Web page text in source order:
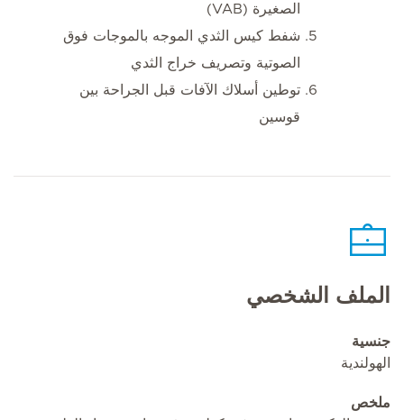
الصغيرة (VAB)
شفط كيس الثدي الموجه بالموجات فوق
الصوتية وتصريف خراج الثدي
توطين أسلاك الآفات قبل الجراحة بين
قوسين
الملف الشخصي
جنسية
الهولندية
ملخص